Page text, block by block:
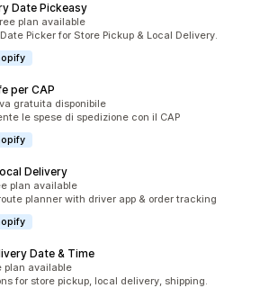
Date Pickeasy
totaliplan available
Picker for Store Pickup & Local Delivery.
per CAP
gratuita disponibile
le spese di spedizione con il CAP
Delivery
totali
plan available
planner with driver app & order tracking
Date & Time
plan available
for store pickup, local delivery, shipping.